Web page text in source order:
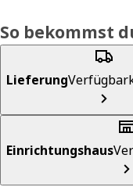
So bekommst
Lieferung
Einrichtungshaus